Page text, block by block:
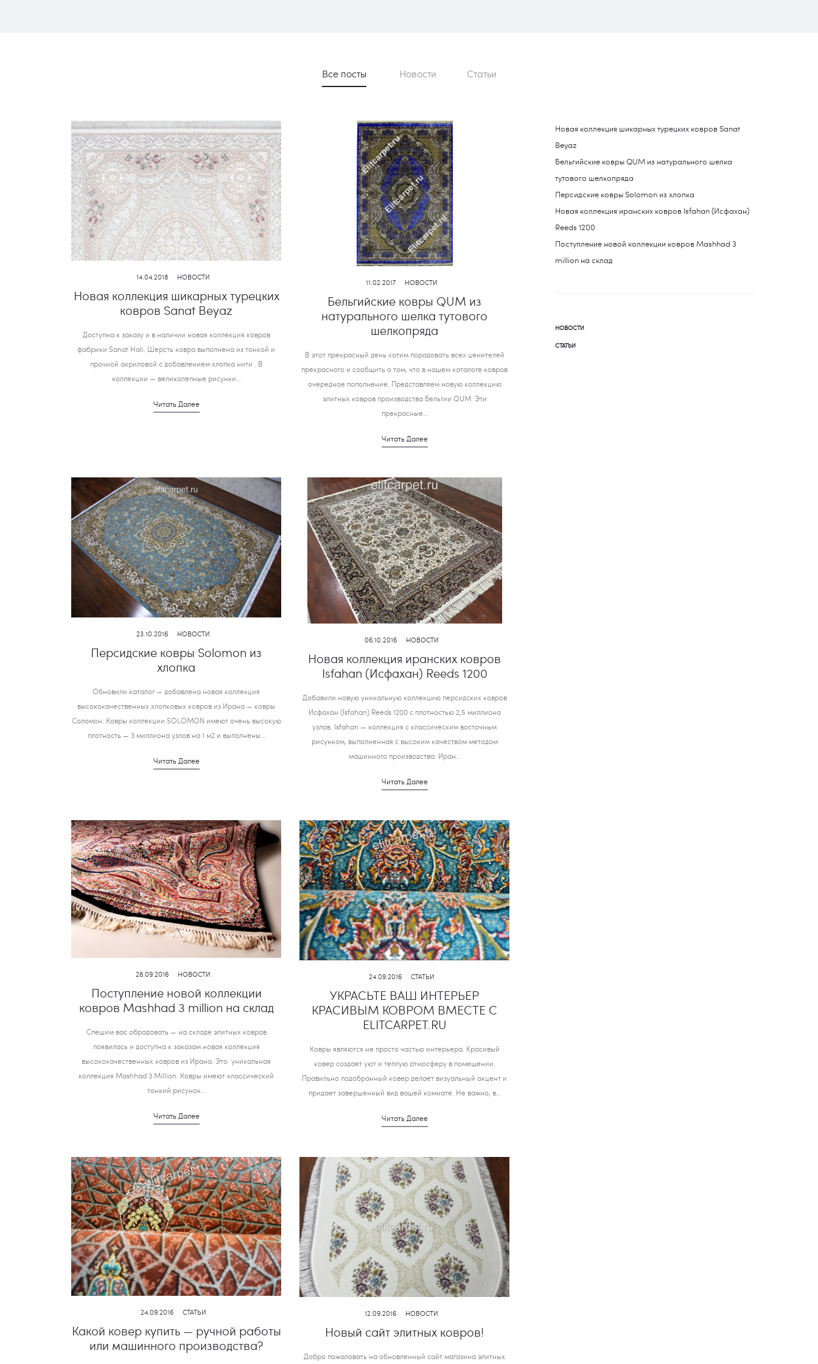
Все посты Новости Статьи
14.04.2018 НОВОСТИ
Новая коллекция шикарных турецких
ковров Sanat Beyaz
Доступна к заказу и в наличии новая коллекция ковров
фабрики Sanat Hali. Шерсть ковра выполнена из тонкой и
прочной акриловой с добавлением хлопка нити . В
коллекции — великолепные рисунки…
Читать Далее
11.02.2017 НОВОСТИ
Бельгийские ковры QUM из
натурального шелка тутового
шелкопряда
В этот прекрасный день хотим порадовать всех ценителей
прекрасного и сообщить о том, что в нашем каталоге ковров
очередное пополнение. Представляем новую коллекцию
элитных ковров производства Бельгии QUM. Эти
прекрасные…
Читать Далее
23.10.2016 НОВОСТИ
Персидские ковры Solomon из
хлопка
Обновили каталог — добавлена новая коллекция
высококачественных хлопковых ковров из Ирана — ковры
Соломон. Ковры коллекции SOLOMON имеют очень высокую
плотность — 3 миллиона узлов на 1 м2 и выполнены…
Читать Далее
06.10.2016 НОВОСТИ
Новая коллекция иранских ковров
Isfahan (Исфахан) Reeds 1200
Добавили новую уникальную коллекцию персидских ковров
Исфахан (Isfahan) Reeds 1200 с плотностью 2,5 миллиона
узлов. Isfahan — коллекция с классическим восточным
рисунком, выполненная с высоким качеством методом
машинного производства. Иран…
Читать Далее
28.09.2016 НОВОСТИ
Поступление новой коллекции
ковров Mashhad 3 million на склад
Спешим вас обрадовать — на складе элитных ковров
появилась и доступна к заказам новая коллекция
высококачественных ковров из Ирана. Это уникальная
коллекция Mashhad 3 Million. Ковры имеют классический
тонкий рисунок…
Читать Далее
24.09.2016 СТАТЬИ
УКРАСЬТЕ ВАШ ИНТЕРЬЕР
КРАСИВЫМ КОВРОМ ВМЕСТЕ С
ELITCARPET.RU
Ковры являются не просто частью интерьера. Красивый
ковер создает уют и теплую атмосферу в помещении.
Правильно подобранный ковер делает визуальный акцент и
придает завершенный вид вашей комнате. Не важно, в…
Читать Далее
24.09.2016 СТАТЬИ
Какой ковер купить — ручной работы
или машинного производства?
12.09.2016 НОВОСТИ
Новый сайт элитных ковров!
Добро пожаловать на обновленный сайт магазина элитных
Новая коллекция шикарных турецких ковров Sanat
Beyaz
Бельгийские ковры QUM из натурального шелка
тутового шелкопряда
Персидские ковры Solomon из хлопка
Новая коллекция иранских ковров Isfahan (Исфахан)
Reeds 1200
Поступление новой коллекции ковров Mashhad 3
million на склад
НОВОСТИ
СТАТЬИ